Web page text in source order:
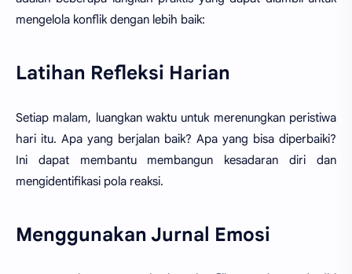
mengelola konflik dengan lebih baik:
Latihan Refleksi Harian
Setiap malam, luangkan waktu untuk merenungkan peristiwa
hari itu. Apa yang berjalan baik? Apa yang bisa diperbaiki?
Ini dapat membantu membangun kesadaran diri dan
mengidentifikasi pola reaksi.
Menggunakan Jurnal Emosi